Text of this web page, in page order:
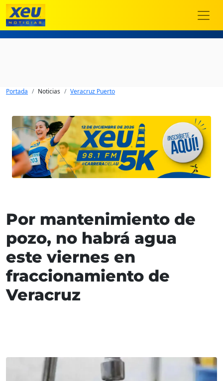
Portada Noticias Veracruz Puerto
Por mantenimiento de
pozo, no habrá agua
este viernes en
fraccionamiento de
Veracruz